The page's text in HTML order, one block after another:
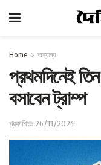
Home অন্যান্য
প্রথমদিনেই
বসাবেন ট্রাম্প
প্রকাশিতঃ 26/11/2024